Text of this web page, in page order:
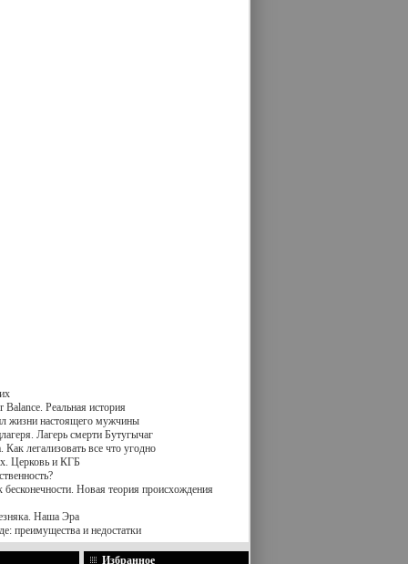
Balance. Реальная история
жизни настоящего мужчины
Лагерь смерти Бутугычаг
легализовать все что угодно
Церковь и КГБ
бесконечности. Новая теория происхождения
Наша Эра
преимущества и недостатки
Избранное